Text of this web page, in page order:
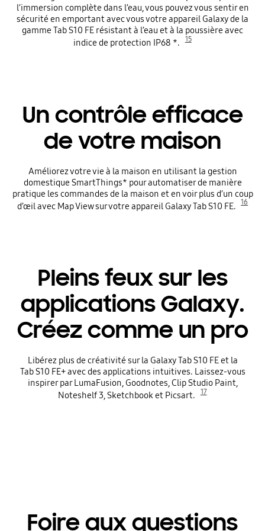
l’immersion complète dans l’eau, vous pouvez vous sentir en
sécurité en emportant avec vous votre appareil Galaxy de la
gamme Tab S10 FE résistant à l’eau et à la poussière avec
indice de protection IP68 *.
15
Un contrôle efficace
de votre maison
Améliorez votre vie à la maison en utilisant la gestion
domestique SmartThings* pour automatiser de manière
pratique les commandes de la maison et en voir plus d’un coup
d’œil avec Map View sur votre appareil Galaxy Tab S10 FE.
16
Pleins feux sur les
applications Galaxy.
Créez comme un pro
Libérez plus de créativité sur la Galaxy Tab S10 FE et la
Tab S10 FE+ avec des applications intuitives. Laissez-vous
inspirer par LumaFusion, Goodnotes, Clip Studio Paint,
Noteshelf 3, Sketchbook et Picsart.
17
Foire aux questions